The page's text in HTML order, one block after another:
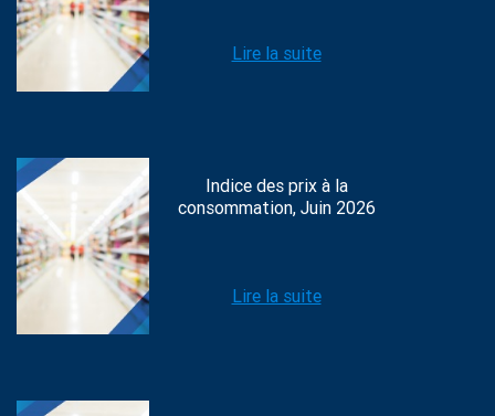
Lire la suite
Indice des prix à la
consommation, Juin 2026
Lire la suite